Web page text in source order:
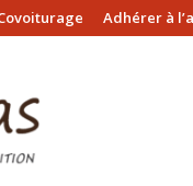
Adhérer à